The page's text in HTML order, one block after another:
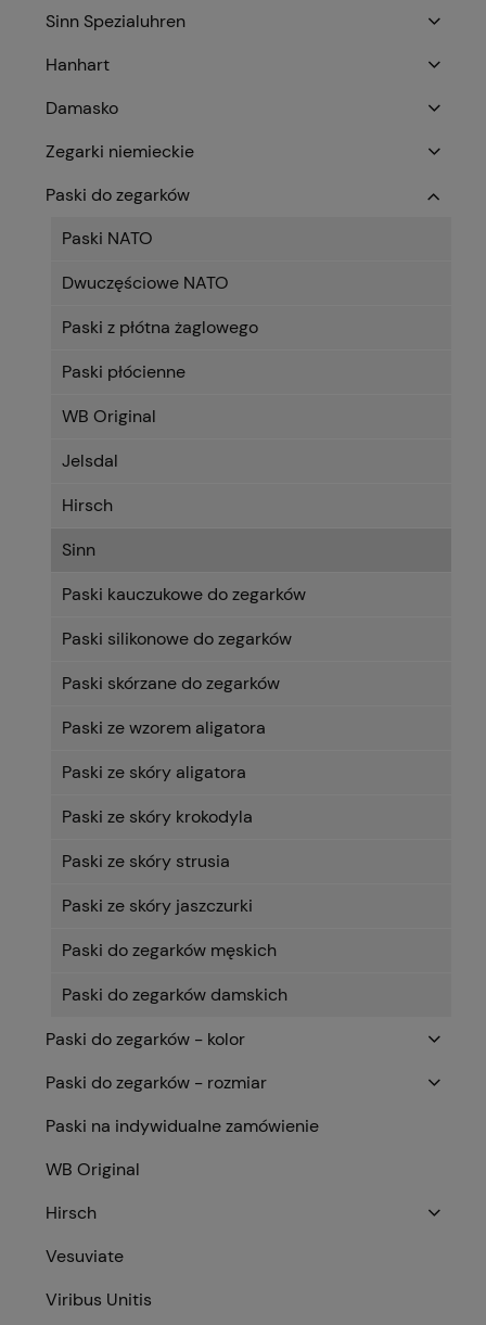
Sinn Spezialuhren
Hanhart
Damasko
Zegarki niemieckie
Paski do zegarków
Paski NATO
Dwuczęściowe NATO
Paski z płótna żaglowego
Paski płócienne
WB Original
Jelsdal
Hirsch
Sinn
Paski kauczukowe do zegarków
Paski silikonowe do zegarków
Paski skórzane do zegarków
Paski ze wzorem aligatora
Paski ze skóry aligatora
Paski ze skóry krokodyla
Paski ze skóry strusia
Paski ze skóry jaszczurki
Paski do zegarków męskich
Paski do zegarków damskich
Paski do zegarków - kolor
Paski do zegarków - rozmiar
Paski na indywidualne zamówienie
WB Original
Hirsch
Vesuviate
Viribus Unitis